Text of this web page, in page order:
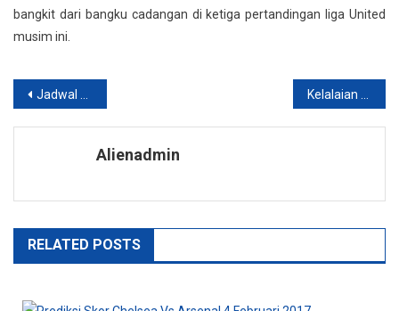
bangkit dari bangku cadangan di ketiga pertandingan liga United
musim ini.
Navigasi
pos
Jadwal Bola 24 Agustus 2019
Alienadmin
RELATED POSTS